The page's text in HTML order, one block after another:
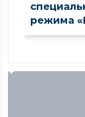
режима
песочница» в сфере